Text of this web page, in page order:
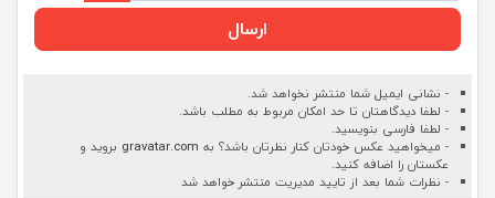
ارسال
- نشانی ایمیل شما منتشر نخواهد شد.
- لطفا دیدگاهتان تا حد امکان مربوط به مطلب باشد.
- لطفا فارسی بنویسید.
- میخواهید عکس خودتان کنار نظرتان باشد؟ به gravatar.com بروید و
عکستان را اضافه کنید.
- نظرات شما بعد از تایید مدیریت منتشر خواهد شد